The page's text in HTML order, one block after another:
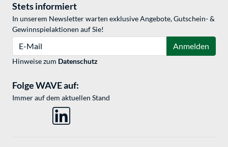
Stets informiert
In unserem Newsletter warten exklusive Angebote, Gutschein- &
Gewinnspielaktionen auf Sie!
Anmelden
Hinweise zum Datenschutz
Folge WAVE auf:
Immer auf dem aktuellen Stand